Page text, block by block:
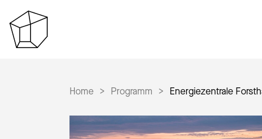
Home Programm Energiezentrale